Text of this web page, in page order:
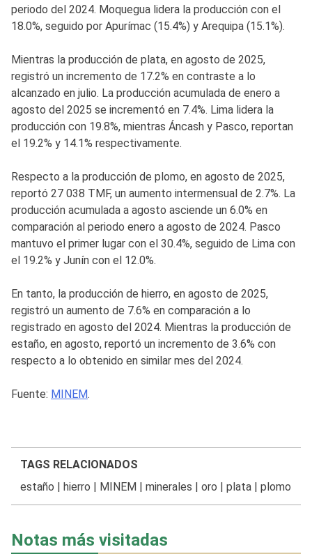
periodo del 2024. Moquegua lidera la producción con el
18.0%, seguido por Apurímac (15.4%) y Arequipa (15.1%).
Mientras la producción de plata, en agosto de 2025,
registró un incremento de 17.2% en contraste a lo
alcanzado en julio. La producción acumulada de enero a
agosto del 2025 se incrementó en 7.4%. Lima lidera la
producción con 19.8%, mientras Áncash y Pasco, reportan
el 19.2% y 14.1% respectivamente.
Respecto a la producción de plomo, en agosto de 2025,
reportó 27 038 TMF, un aumento intermensual de 2.7%. La
producción acumulada a agosto asciende un 6.0% en
comparación al periodo enero a agosto de 2024. Pasco
mantuvo el primer lugar con el 30.4%, seguido de Lima con
el 19.2% y Junín con el 12.0%.
En tanto, la producción de hierro, en agosto de 2025,
registró un aumento de 7.6% en comparación a lo
registrado en agosto del 2024. Mientras la producción de
estaño, en agosto, reportó un incremento de 3.6% con
respecto a lo obtenido en similar mes del 2024.
Fuente: MINEM.
TAGS RELACIONADOS
estaño
hierro MINEM minerales oro plata| plomo
Notas más visitadas